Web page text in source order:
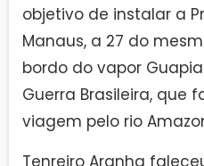
objetivo de instalar a
Manaus, a 27 do
bordo do vapor
Guerra Brasileira, que
viagem pelo rio
Tenreiro Aranha